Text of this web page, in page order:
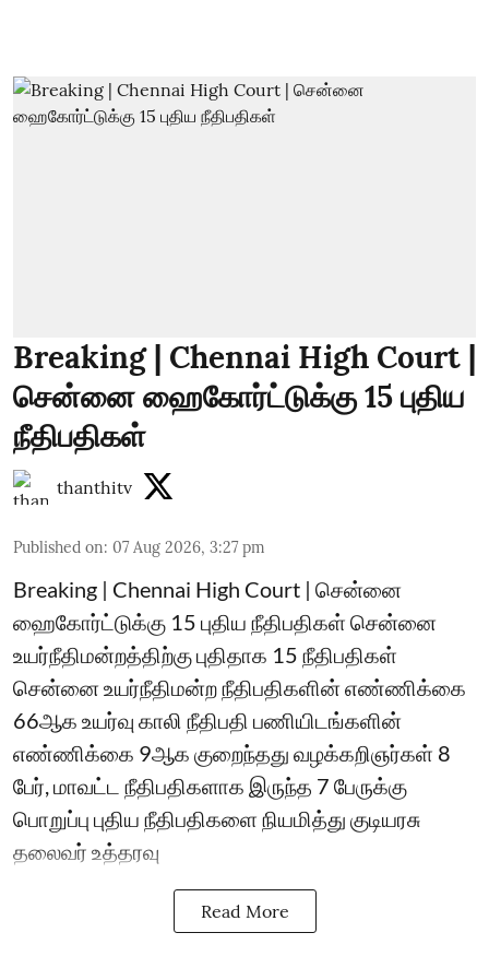
Breaking | Chennai High Court |
சென்னை ஹைகோர்ட்டுக்கு 15 புதிய
நீதிபதிகள்
thanthitv
Published on: 07 Aug 2026, 3:27 pm
Breaking | Chennai High Court | சென்னை
ஹைகோர்ட்டுக்கு 15 புதிய நீதிபதிகள் சென்னை
உயர்நீதிமன்றத்திற்கு புதிதாக 15 நீதிபதிகள்
சென்னை உயர்நீதிமன்ற நீதிபதிகளின் எண்ணிக்கை
66ஆக உயர்வு காலி நீதிபதி பணியிடங்களின்
எண்ணிக்கை 9ஆக குறைந்தது வழக்கறிஞர்கள் 8
பேர், மாவட்ட நீதிபதிகளாக இருந்த 7 பேருக்கு
பொறுப்பு புதிய நீதிபதிகளை நியமித்து குடியரசு
தலைவர் உத்தரவு
Read More